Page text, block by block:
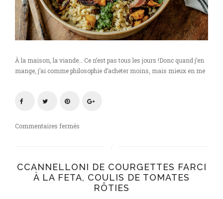
À la maison, la viande… Ce n’est pas tous les jours !Donc quand j’en
mange, j’ai comme philosophie d’acheter moins, mais mieux en me
Commentaires fermés
boeuf
CCANNELLONI DE COURGETTES FARCI
À LA FETA, COULIS DE TOMATES
RÔTIES